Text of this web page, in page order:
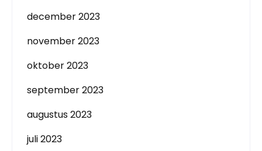
december 2023
november 2023
oktober 2023
september 2023
augustus 2023
juli 2023